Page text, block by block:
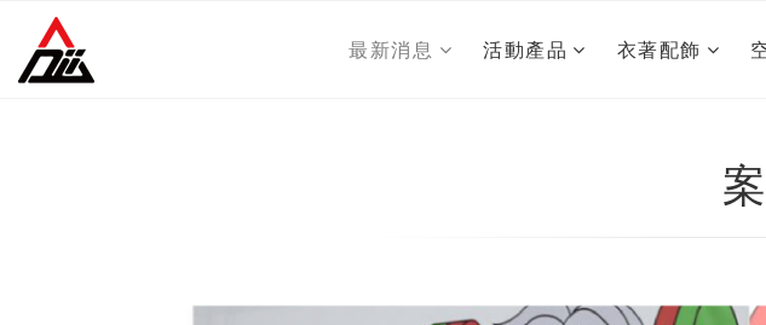
最新消息 活動產品 衣著配飾